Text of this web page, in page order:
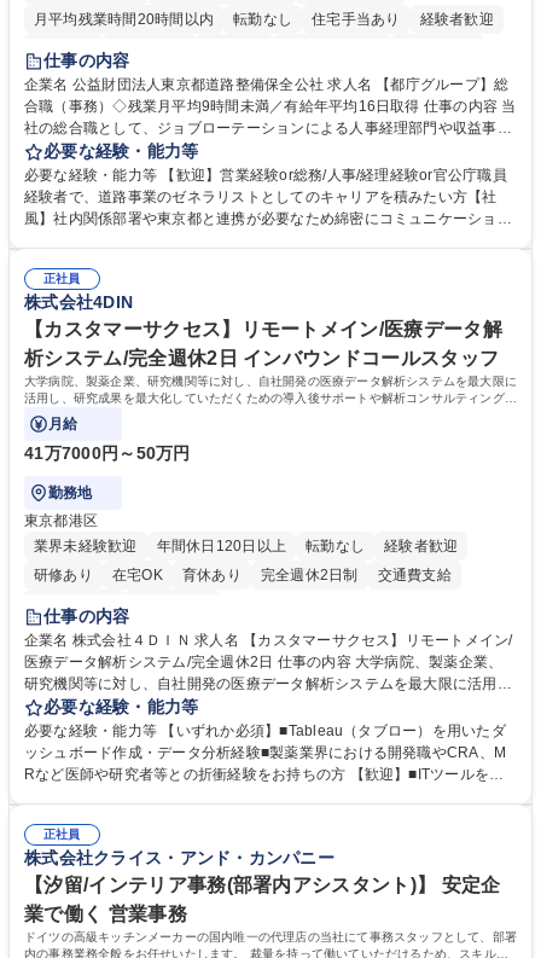
月平均残業時間20時間以内
転勤なし 住宅手当あり
経験者歓迎
研修あり
退職金あり
駅近5分以内
資格取得手当あり 食事補助あり
仕事の内容
企業名 公益財団法人東京都道路整備保全公社 求人名 【都庁グループ】総
合職（事務）◇残業月平均9時間未満／有給年平均16日取得 仕事の内容 当
社の総合職として、ジョブローテーションによる人事経理部門や収益事業
等のフロント部門の部署等幅広い部署での業務をお任せいたします。研修
制度やキャリア支援が充実しております！ ※下記業務詳細 【業務詳細】■
管理部門：広報、人事、経理など当公社の運営に係る管理業務 ■収益部
門：駐車場の新規開拓、管理運営、新宿駅西口広場の「イベントコーナ
道路施設や道路工事現場の見学ツアー事業 ※入社後は上記いずれかの部門
へ配属。※業務内容変更の範囲：会社の定める業務 募集職種 【都庁グル
ープ】総合職（事務）◇残業月平均9時間未満／有給年平均16日取得
必要な経験・能力等
必要な経験・能力等 【歓迎】営業経験or総務/人事/経理経験or官公庁職員
経験者で、道路事業のゼネラリストとしてのキャリアを積みたい方【社
風】社内関係部署や東京都と連携が必要なため綿密にコミュニケーション
部門など多岐に渡る業務を経験できます。 ■様々なプロジェクト：駐車場
事業の他、新宿駅西口広場内に設置された照明を兼ねた広告「ブライトサ
イン」の管理運営を行うなど、事業収益を生み出す活動を積極的に行って
います。 学歴・資格 学歴：大学院 大学 高専 短大 専修学校 高校 語学力：
資格：
正社員
株式会社4DIN
【カスタマーサクセス】リモートメイン/医療データ解
析システム/完全週休2日 インバウンドコールスタッフ
大学病院、製薬企業、研究機関等に対し、自社開発の医療データ解析システムを最大限に
活用し、研究成果を最大化していただくための導入後サポートや解析コンサルティング、
活用アドバイス業務等をお任せします。
月給
41万7000円～50万円
勤務地
東京都港区
業界未経験歓迎
年間休日120日以上 転勤なし
経験者歓迎
研修あり
在宅OK 育休あり 完全週休2日制
交通費支給
駅近5分以内
仕事の内容
企業名 株式会社４ＤＩＮ 求人名 【カスタマーサクセス】リモートメイン/
医療データ解析システム/完全週休2日 仕事の内容 大学病院、製薬企業、
研究機関等に対し、自社開発の医療データ解析システムを最大限に活用
し、研究成果を最大化していただくための導入後サポートや解析コンサル
ティング、活用アドバイス業務等をお任せします。 ■活用コンサルティン
グ：疾患再発率の調査や薬剤効果の可視化等の目的に合わせ、プラットフ
ォーム上で可能な解析手法を提案 ■オンボーディング：ツールの操作説明
療現場のDX化を推進するやりがいがあります。【業務内容の変更範囲】
当社の指定する業務 募集職種 【カスタマーサクセス】リモートメイン/医
療データ解析システム/完全週休2日
必要な経験・能力等
必要な経験・能力等 【いずれか必須】■Tableau（タブロー）を用いたダ
ッシュボード作成・データ分析経験■製薬業界における開発職やCRA、M
Rなど医師や研究者等との折衝経験をお持ちの方 【歓迎】■ITツールを用
ート体制を構築しています。 【採用背景】導入先が急増しており、専任の
カスタマーサクセス組織を強化するための増員採用です。営業担当からの
丁寧なOJTがあり、医療データ解析の専門知識をキャッチアップできる環
境です。社会貢献性の高い分野で専門性を磨きたい方を歓迎します。 学
歴・資格 学歴：大学院 大学 高専 短大 専修学校 高校 語学力： 資格：
正社員
株式会社クライス・アンド・カンパニー
【汐留/インテリア事務(部署内アシスタント)】 安定企
業で働く 営業事務
ドイツの高級キッチンメーカーの国内唯一の代理店の当社にて事務スタッフとして、部署
内の事務業務全般をお任せいたします。 裁量を持って働いていただけるため、スキルア